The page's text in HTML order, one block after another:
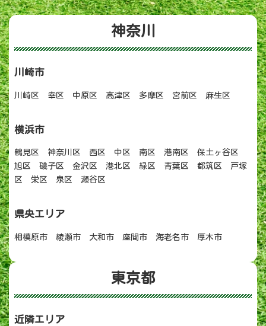
神奈川
川崎市
川崎区 幸区 中原区 高津区 多摩区 宮前区 麻生区
横浜市
鶴見区 神奈川区 西区 中区 南区 港南区 保土ヶ谷区
旭区 磯子区 金沢区 港北区 緑区 青葉区 都筑区 戸塚
区 栄区 泉区 瀬谷区
県央エリア
相模原市 綾瀬市 大和市 座間市 海老名市 厚木市
東京都
近隣エリア